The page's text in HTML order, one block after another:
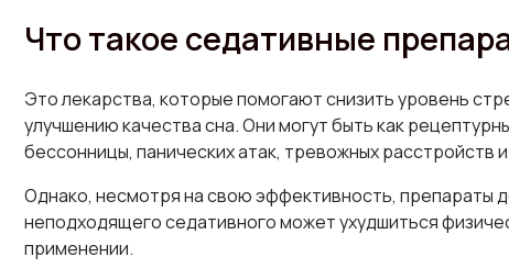
Что такое седативные
Это лекарства, которые помогают снизить уровень
улучшению качества сна. Они могут быть как
бессонницы, панических атак, тревожных расстройств
Однако, несмотря на свою эффективность, препараты
неподходящего седативного может ухудшиться
применении.